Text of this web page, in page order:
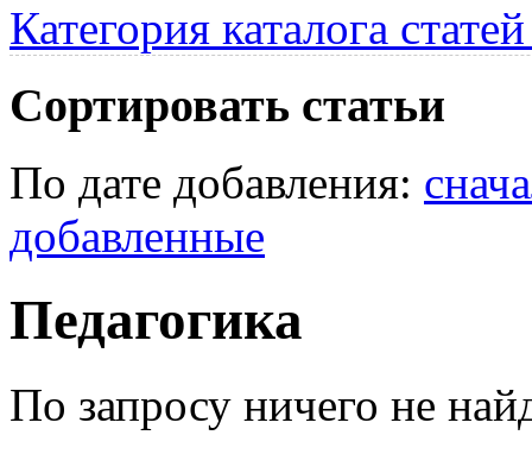
Категория каталога
Сортировать статьи
По дате добавления:
добавленные
Педагогика
По запросу ничего не